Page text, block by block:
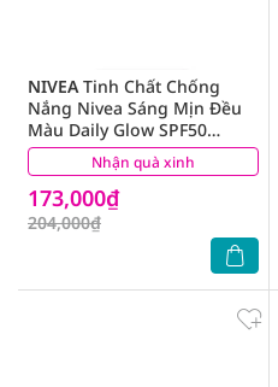
Nhận quà xinh
NIVEATinh Chất Chống
Nắng Nivea Sáng Mịn Đều
Màu Daily Glow SPF50
PA+++ 180ml
173,000₫
204,000₫
(4)